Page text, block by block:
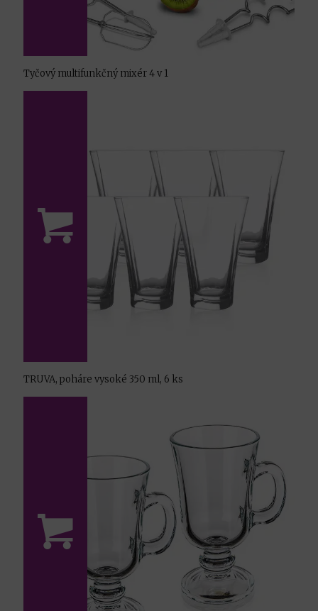
Tyčový multifunkčný mixér 4 v 1
TRUVA, poháre vysoké 350 ml, 6 ks